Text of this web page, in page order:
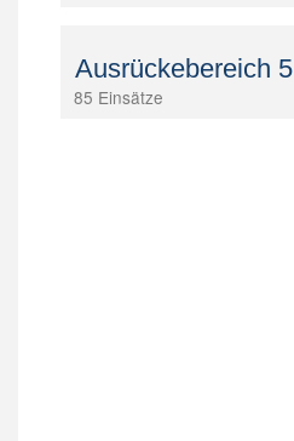
Ausrückebereich 5
85 Einsätze